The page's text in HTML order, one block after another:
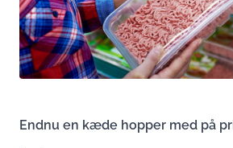
Endnu en kæde hopper med på